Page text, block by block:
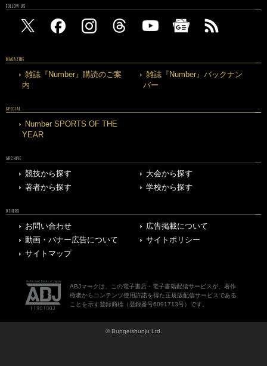
FOLLOW US
MAGAZINE
雑誌『Number』購読のご案
内
雑誌『Number』バックナン
バー
SPECIAL
Number SPORTS OF THE
YEAR
ARCHIVE
競技から探す
大会から探す
著者から探す
学校から探す
OTHERS
お問い合わせ
広告掲載について
動画・バナー広告について
サイトポリシー
サイトマップ
ABJマークは、この電子書店・電子書籍配信サービスが、著作
権者からコンテンツ使用許諾を得た正規版配信サービスである
ことを示す登録商標（登録番号6091713号）です。
© Bungeishunju Ltd.